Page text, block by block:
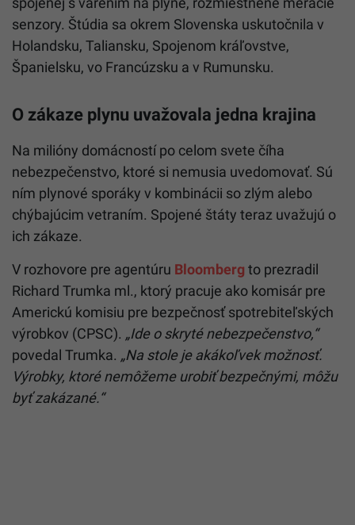
senzory. Štúdia sa okrem Slovenska uskutočnila v
Holandsku, Taliansku, Spojenom kráľovstve,
Španielsku, vo Francúzsku a v Rumunsku.
O zákaze plynu uvažovala jedna krajina
Na milióny domácností po celom svete číha
nebezpečenstvo, ktoré si nemusia uvedomovať. Sú
ním plynové sporáky v kombinácii so zlým alebo
chýbajúcim vetraním. Spojené štáty teraz uvažujú o
ich zákaze.
V rozhovore pre agentúru Bloomberg to prezradil
Richard Trumka ml., ktorý pracuje ako komisár pre
Americkú komisiu pre bezpečnosť spotrebiteľských
výrobkov (CPSC). „Ide o skryté nebezpečenstvo,“
povedal Trumka. „Na stole je akákoľvek možnosť.
Výrobky, ktoré nemôžeme urobiť bezpečnými, môžu
byť zakázané.“